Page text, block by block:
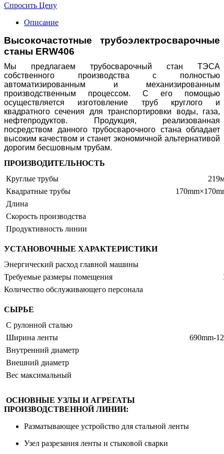
Спросить Цену
Описание
Высокочастотные трубоэлектросварочные
станы ERW406
Мы предлагаем трубосварочный стан ТЭСА
собственного производства с полностью
автоматизированным и механизированным
производственным процессом. С его помощью
осуществляется изготовление труб круглого и
квадратного сечения для транспортировки воды, газа,
нефтепродуктов. Продукция, реализованная
посредством данного трубосварочного стана обладает
высоким качеством и станет экономичной альтернативой
дорогим бесшовным трубам.
ПРОИЗВОДИТЕЛЬНОСТЬ
Круглые трубы
Квадратные трубы
Длина
Скорость производства
Продуктивность линии
УСТАНОВОЧНЫЕ ХАРАКТЕРИСТИКИ
Энергический расход главной машины
Требуемые размеры помещения
Количество обслуживающего персонала
СЫРЬЕ
С рулонной сталью
Ширина ленты
690mm-
Внутренний диаметр
Внешний диаметр
Вес максимальный
ОСНОВНЫЕ УЗЛЫ И АГРЕГАТЫ
ПРОИЗВОДСТВЕННОЙ ЛИНИИ:
Разматывающее устройство для стальной ленты
Узел разрезания ленты и стыковой сварки